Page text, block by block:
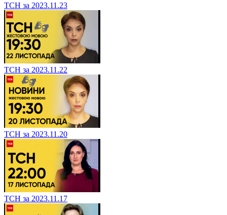
ТСН за 2023.11.23
ТСН за 2023.11.22
ТСН за 2023.11.20
ТСН за 2023.11.17